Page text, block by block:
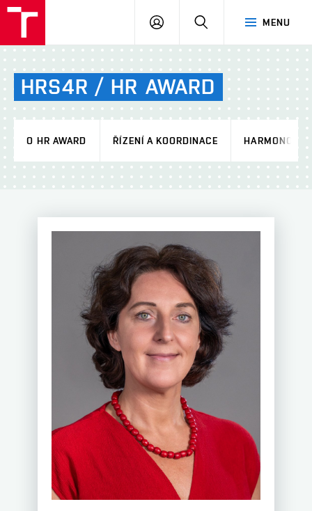
MENU
PŘIHLÁSIT
HRS4R / HR AWARD
O HR AWARD ŘÍZENÍ A KOORDINACE